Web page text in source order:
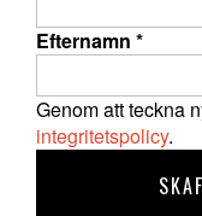
Efternamn *
Genom att teckna
integritetspolicy.